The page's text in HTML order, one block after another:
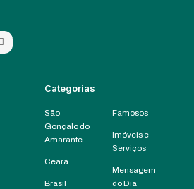
Categorias
São
Gonçalo do
Amarante
Ceará
Brasil
Famosos
Imóveis e
Serviços
Mensagem
do Dia